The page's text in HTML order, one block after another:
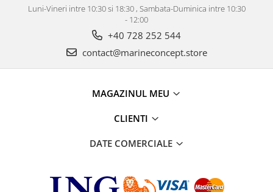
Luni-Vineri intre 10:30 si 18:30 , Sambata-Duminica intre 10:30
- 12:00
+40 728 252 544
contact@marineconcept.store
MAGAZINUL MEU
CLIENTI
DATE COMERCIALE